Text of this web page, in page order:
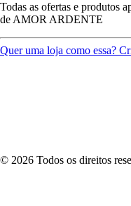
Todas as ofertas e produtos
de AMOR ARDENTE
Quer uma loja como essa?
© 2026 Todos os direitos